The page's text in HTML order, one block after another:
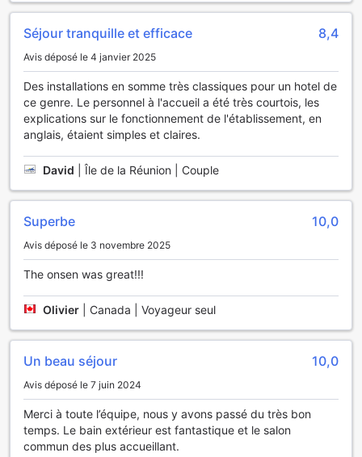
celle de 97 % des hébergements de la ville pour ce qui est
du rapport qualité-prix.
Séjour tranquille et efficace 8,4
Avis déposé le 4 janvier 2025
Des installations en somme très classiques pour un hotel de
ce genre. Le personnel à l'accueil a été très courtois, les
explications sur le fonctionnement de l'établissement, en
anglais, étaient simples et claires.
David Île de la Réunion | Couple
Superbe 10,0
Avis déposé le 3 novembre 2025
The onsen was great!!!
Olivier Canada | Voyageur seul
Un beau séjour 10,0
Avis déposé le 7 juin 2024
Merci à toute l’équipe, nous y avons passé du très bon
temps. Le bain extérieur est fantastique et le salon
commun des plus accueillant.